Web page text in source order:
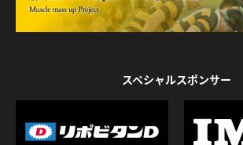
スペシャルスポンサー